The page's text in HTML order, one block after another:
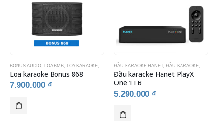
SẢN PHẨM TƯƠNG TỰ